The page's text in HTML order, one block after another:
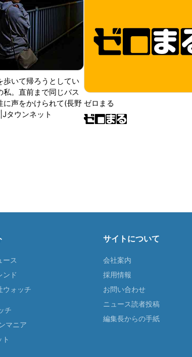
歩いて帰ろうとしてい
私。直前まで同じバス
に声をかけられて(長野
タウンネット
ゼロまる
ース
ンド
ウォッチ
チ
マニア
サイトについて
会社案内
採用情報
お問い合わせ
ニュース読者投稿
編集長からの手紙